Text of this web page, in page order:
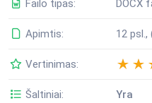
Failo tipas: DOCX
Apimtis: 12 psl.,
Vertinimas:
Šaltiniai: Yra